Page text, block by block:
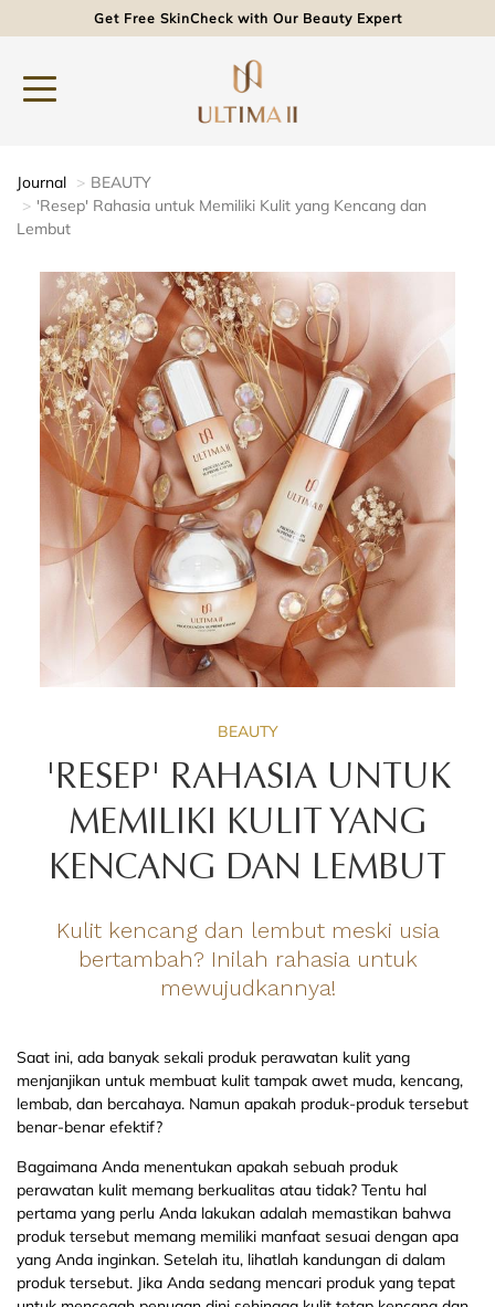
Get Free SkinCheck with Our Beauty Expert
Journal
BEAUTY
'Resep' Rahasia untuk Memiliki Kulit yang Kencang dan
Lembut
BEAUTY
'RESEP' RAHASIA UNTUK
MEMILIKI KULIT YANG
KENCANG DAN LEMBUT
Kulit kencang dan lembut meski usia
bertambah? Inilah rahasia untuk
mewujudkannya!
Saat ini, ada banyak sekali produk perawatan kulit yang
menjanjikan untuk membuat kulit tampak awet muda, kencang,
lembab, dan bercahaya. Namun apakah produk-produk tersebut
benar-benar efektif?
Bagaimana Anda menentukan apakah sebuah produk
perawatan kulit memang berkualitas atau tidak? Tentu hal
pertama yang perlu Anda lakukan adalah memastikan bahwa
produk tersebut memang memiliki manfaat sesuai dengan apa
yang Anda inginkan. Setelah itu, lihatlah kandungan di dalam
produk tersebut. Jika Anda sedang mencari produk yang tepat